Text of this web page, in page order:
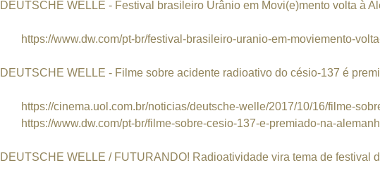
DEUTSCHE WELLE - Festival brasileiro Urânio em Movi(e)mento volta à
https://www.dw.com/pt-br/festival-brasileiro-uranio-em-moviemento-
DEUTSCHE WELLE - Filme sobre acidente radioativo do césio-137 é
https://cinema.uol.com.br/noticias/deutsche-welle/2017/10/16/filme-
https://www.dw.com/pt-br/filme-sobre-cesio-137-e-premiado-na-
DEUTSCHE WELLE / FUTURANDO! Radioatividade vira tema de festival